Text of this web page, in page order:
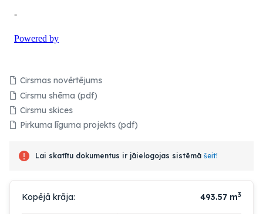
Cirsmas novērtējums
Cirsmu shēma (pdf)
Cirsmu skices
Pirkuma līguma projekts (pdf)
Lai skatītu dokumentus ir jāielogojas sistēmā šeit!
Kopējā krāja: 493.57 m3